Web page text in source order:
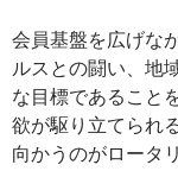
会員基盤を広げな
ルスとの闘い、地
な目標であること
欲が駆り立てられ
向かうのがロータ